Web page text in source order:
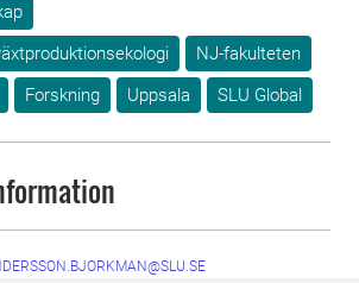
NJ-fakulteten
Forskning Uppsala SLU Global